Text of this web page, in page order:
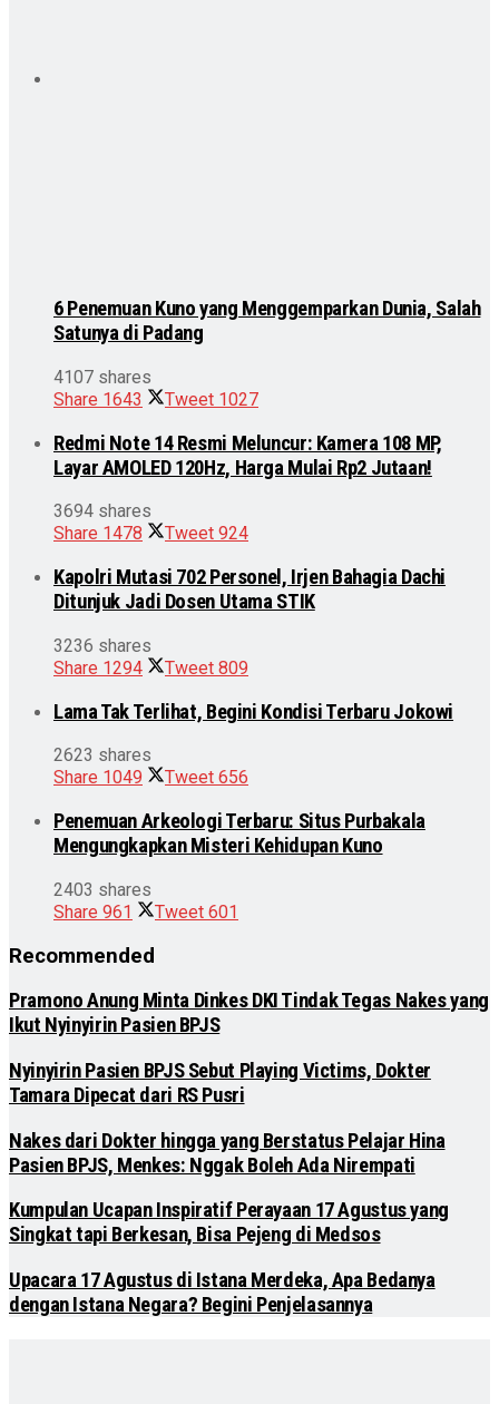
6 Penemuan Kuno yang Menggemparkan Dunia, Salah
Satunya di Padang
4107 shares
Share 1643 Tweet 1027
Redmi Note 14 Resmi Meluncur: Kamera 108 MP,
Layar AMOLED 120Hz, Harga Mulai Rp2 Jutaan!
3694 shares
Share 1478 Tweet 924
Kapolri Mutasi 702 Personel, Irjen Bahagia Dachi
Ditunjuk Jadi Dosen Utama STIK
3236 shares
Share 1294 Tweet 809
Lama Tak Terlihat, Begini Kondisi Terbaru Jokowi
2623 shares
Share 1049 Tweet 656
Penemuan Arkeologi Terbaru: Situs Purbakala
Mengungkapkan Misteri Kehidupan Kuno
2403 shares
Share 961 Tweet 601
Recommended
Pramono Anung Minta Dinkes DKI Tindak Tegas Nakes yang
Ikut Nyinyirin Pasien BPJS
Nyinyirin Pasien BPJS Sebut Playing Victims, Dokter
Tamara Dipecat dari RS Pusri
Nakes dari Dokter hingga yang Berstatus Pelajar Hina
Pasien BPJS, Menkes: Nggak Boleh Ada Nirempati
Kumpulan Ucapan Inspiratif Perayaan 17 Agustus yang
Singkat tapi Berkesan, Bisa Pejeng di Medsos
Upacara 17 Agustus di Istana Merdeka, Apa Bedanya
dengan Istana Negara? Begini Penjelasannya